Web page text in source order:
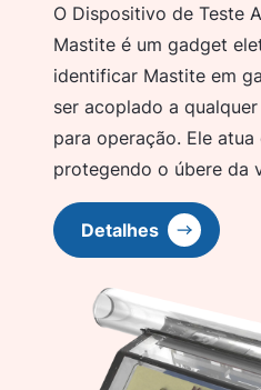
O Dispositivo de Teste
Mastite é um gadget
identificar Mastite em
ser acoplado a
para operação. Ele
protegendo o úbere da
Detalhes